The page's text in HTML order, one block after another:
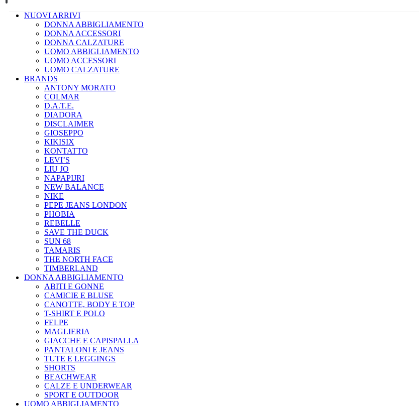
NUOVI ARRIVI
DONNA ABBIGLIAMENTO
DONNA ACCESSORI
DONNA CALZATURE
UOMO ABBIGLIAMENTO
UOMO ACCESSORI
UOMO CALZATURE
BRANDS
ANTONY MORATO
COLMAR
D.A.T.E.
DIADORA
DISCLAIMER
GIOSEPPO
KIKISIX
KONTATTO
LEVI’S
LIU JO
NAPAPIJRI
NEW BALANCE
NIKE
PEPE JEANS LONDON
PHOBIA
REBELLE
SAVE THE DUCK
SUN 68
TAMARIS
THE NORTH FACE
TIMBERLAND
DONNA ABBIGLIAMENTO
ABITI E GONNE
CAMICIE E BLUSE
CANOTTE, BODY E TOP
T-SHIRT E POLO
FELPE
MAGLIERIA
GIACCHE E CAPISPALLA
PANTALONI E JEANS
TUTE E LEGGINGS
SHORTS
BEACHWEAR
CALZE E UNDERWEAR
SPORT E OUTDOOR
UOMO ABBIGLIAMENTO